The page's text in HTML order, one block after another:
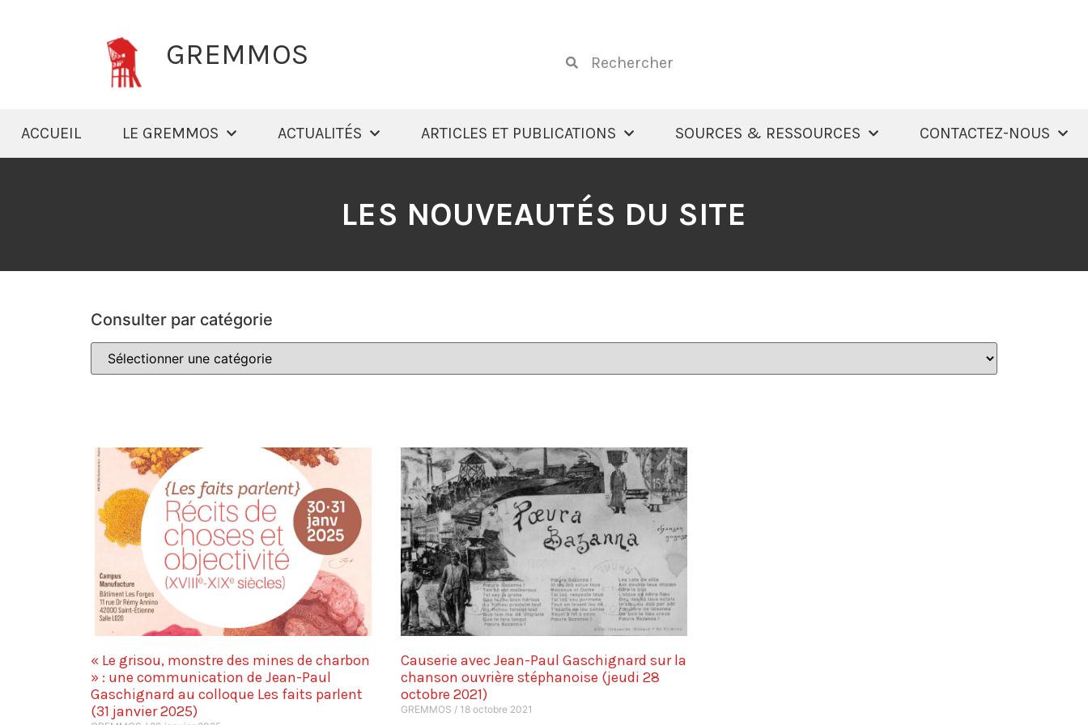
GREMMOS
ACCUEIL LE GREMMOS ACTUALITÉS ARTICLES ET PUBLICATIONS SOURCES & RESSOURCES CONTACTEZ-NOUS
LES NOUVEAUTÉS DU SITE
Consulter par catégorie
« Le grisou, monstre des mines de charbon
» : une communication de Jean-Paul
Gaschignard au colloque Les faits parlent
(31 janvier 2025)
Causerie avec Jean-Paul Gaschignard sur la
chanson ouvrière stéphanoise (jeudi 28
octobre 2021)
GREMMOS 18 octobre 2021